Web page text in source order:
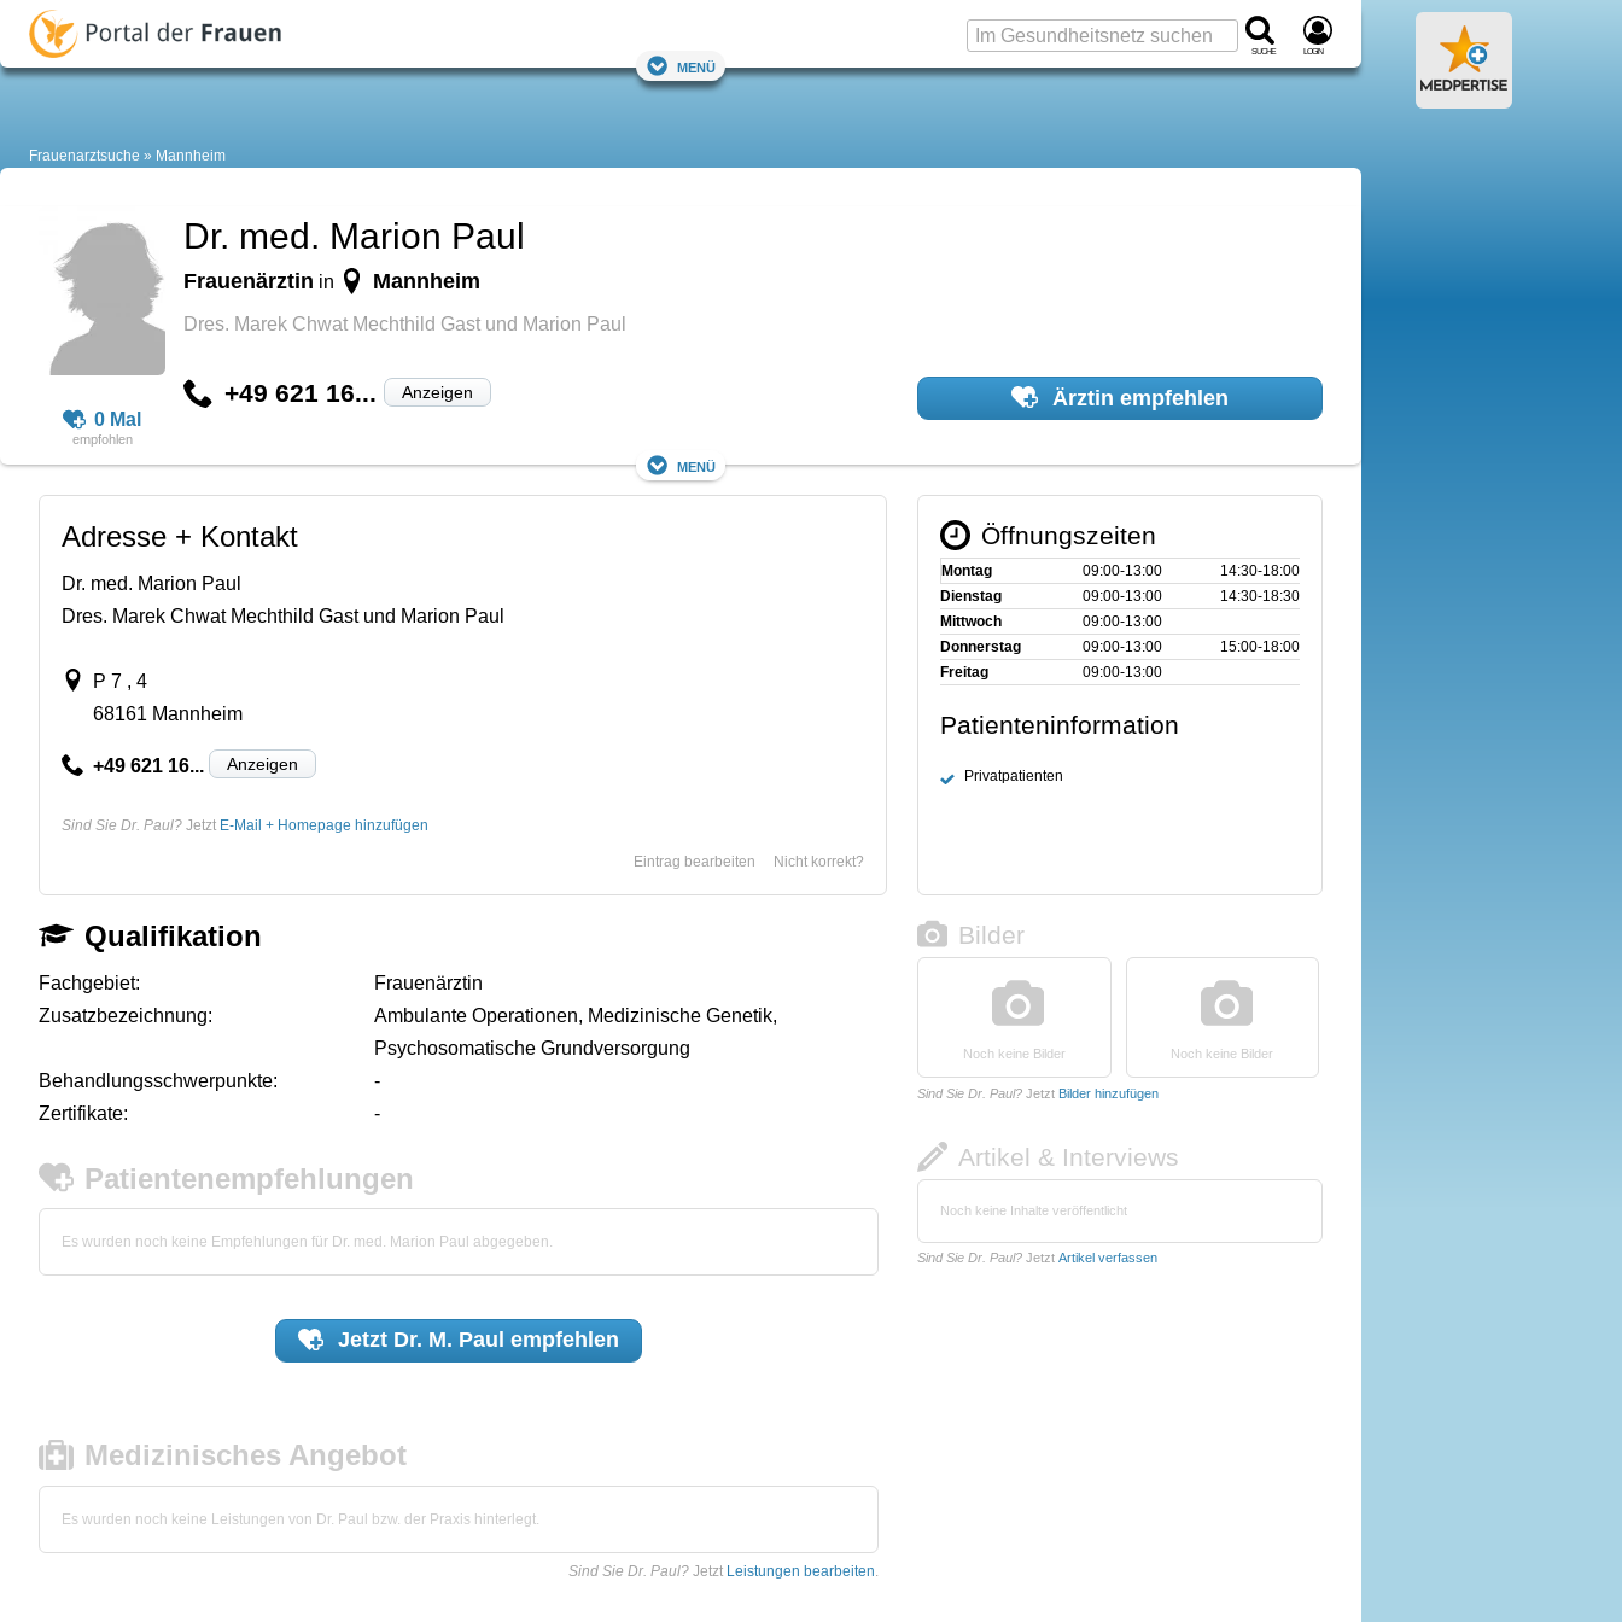
Suche Login
Menü
Frauenarztsuche Mannheim
0 Mal
Dr. med. Marion Paul
Frauenärztin in Mannheim
Dres. Marek Chwat Mechthild Gast und Marion Paul
+49 621 16... Anzeigen Ärztin empfehlen
Menü
Adresse + Kontakt
Dr. med. Marion Paul
Dres. Marek Chwat Mechthild Gast und Marion Paul
P 7 , 4
68161 Mannheim
+49 621 16... Anzeigen
Sind Sie Dr. Paul? Jetzt E-Mail + Homepage hinzufügen
Nicht korrekt?
Eintrag bearbeiten
Öffnungszeiten
Montag 09:00‑13:00
14:30‑18:00
Dienstag
09:00‑13:00
14:30‑18:30
Mittwoch
09:00‑13:00
Donnerstag
09:00‑13:00
15:00‑18:00
Freitag
09:00‑13:00
Patienteninformation
Privatpatienten
Qualifikation
Fachgebiet:
Frauenärztin
Zusatzbezeichnung:
Ambulante Operationen, Medizinische Genetik,
Psychosomatische Grundversorgung
Behandlungsschwerpunkte:
-
Zertifikate:
-
Patientenempfehlungen
Es wurden noch keine Empfehlungen für Dr. med. Marion Paul abgegeben.
Jetzt Dr. M. Paul empfehlen
Medizinisches Angebot
Es wurden noch keine Leistungen von Dr. Paul bzw. der Praxis hinterlegt.
Sind Sie Dr. Paul? Jetzt Leistungen bearbeiten.
Bilder
Noch keine Bilder Noch keine Bilder
Sind Sie Dr. Paul? Jetzt Bilder hinzufügen
Artikel & Interviews
Noch keine Inhalte veröffentlicht
Sind Sie Dr. Paul? Jetzt Artikel verfassen